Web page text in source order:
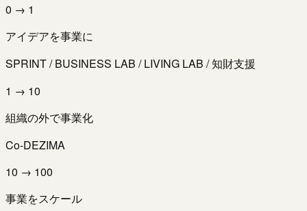
0 → 1
アイデアを事業に
SPRINT / BUSINESS LAB / LIVING LAB / 知財支援
1 → 10
組織の外で事業化
Co-DEZIMA
10 → 100
事業をスケール